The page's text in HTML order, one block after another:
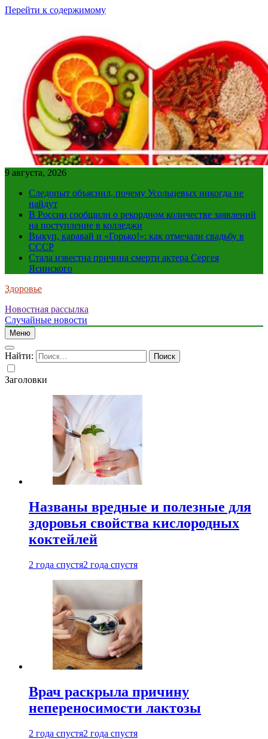
Перейти к содержимому
9 августа, 2026
Следопыт объяснил, почему Усольцевых никогда не
найдут
В России сообщили о рекордном количестве заявлений
на поступление в колледжи
Выкуп, каравай и «Горько!»: как отмечали свадьбу в
СССР
Стала известна причина смерти актера Сергея
Ясинского
Здоровье
Новостная рассылка
Случайные новости
Меню
Найти:
Заголовки
Названы вредные и полезные для
здоровья свойства кислородных
коктейлей
2 года спустя2 года спустя
Врач раскрыла причину
непереносимости лактозы
2 года спустя2 года спустя